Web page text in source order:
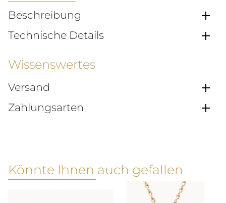
Beschreibung
Technische Details
Wissenswertes
Versand
Zahlungsarten
Könnte Ihnen auch gefallen